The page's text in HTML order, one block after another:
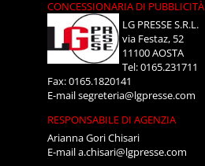
CONCESSIONARIA DI PUBBLICITÀ
LG PRESSE S.R.L.
via Festaz, 52
11100 AOSTA
Tel: 0165.231711
Fax: 0165.1820141
E-mailsegreteria@lgpresse.com
RESPONSABILE DI AGENZIA
Arianna Gori Chisari
E-maila.chisari@lgpresse.com